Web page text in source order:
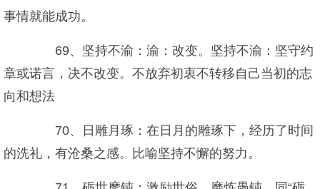
事情就能成功。
69、坚持不渝：渝：改变。坚持不渝：坚守约
章或诺言，决不改变。不放弃初衷不转移自己当初的志
向和想法
70、日雕月琢：在日月的雕琢下，经历了时间
的洗礼，有沧桑之感。比喻坚持不懈的努力。